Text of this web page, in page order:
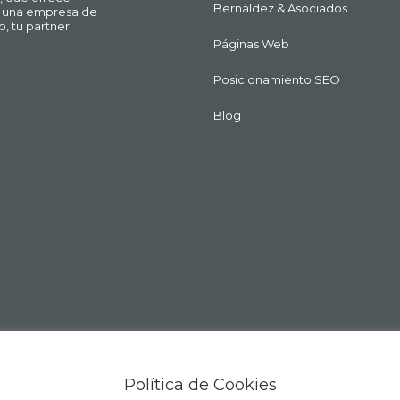
una empresa de
tu partner
Bernáldez & Asociados
Páginas Web
Posicionamiento SEO
Blog
Política de Cookies